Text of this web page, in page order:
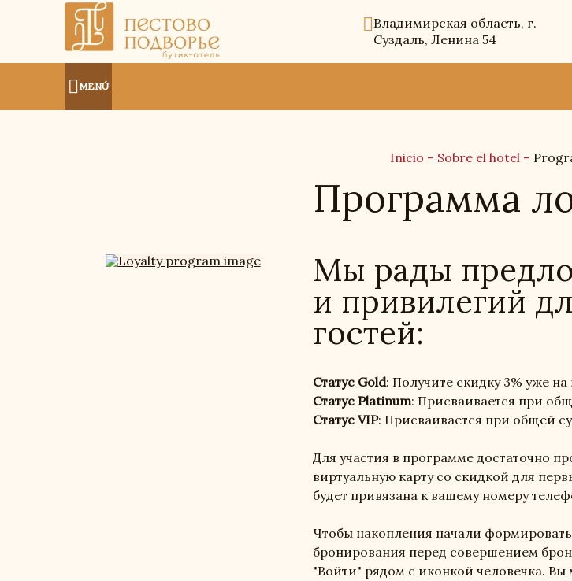
Владимирская область, г.
Суздаль, Ленина 54
MENÚ
Inicio – Sobre el hotel –
Программа
Мы рады
и привилегий
гостей:
Статус Gold: Получите скидку 3% уже
Статус Platinum: Присваивается при
Статус VIP: Присваивается при общей
Для участия в программе достаточно
виртуальную карту со скидкой для
будет привязана к вашему номеру
Чтобы накопления начали
бронирования перед совершением
"Войти" рядом с иконкой человечка.